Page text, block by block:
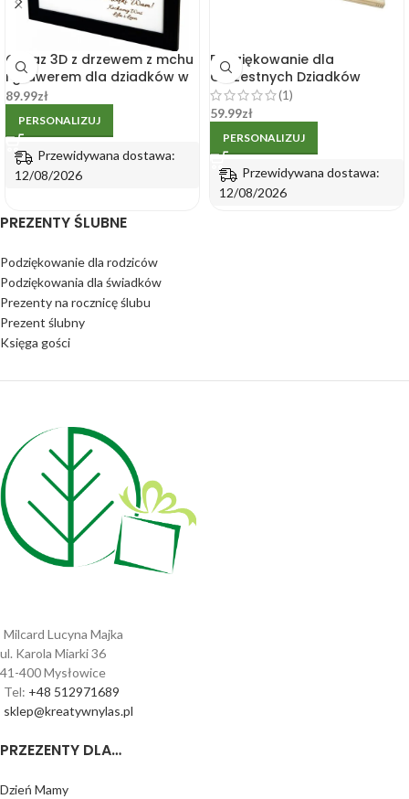
Obraz 3D z drzewem z mchu
i grawerem dla dziadków w
drewnianej ramie 21x30cm
89.99zł
PERSONALIZUJ
Przewidywana dostawa:
12/08/2026
Podziękowanie dla
Chrzestnych Dziadków
Komunia Chrzest Drewniane
Pudełko z nadrukiem K3
(1)
59.99zł
PERSONALIZUJ
Przewidywana dostawa:
12/08/2026
PREZENTY ŚLUBNE
Podziękowanie dla rodziców
Podziękowania dla świadków
Prezenty na rocznicę ślubu
Prezent ślubny
Księga gości
Milcard Lucyna Majka
ul. Karola Miarki 36
41-400 Mysłowice
Tel: +48 512971689
sklep@kreatywnylas.pl
PRZEZENTY DLA…
Dzień Mamy